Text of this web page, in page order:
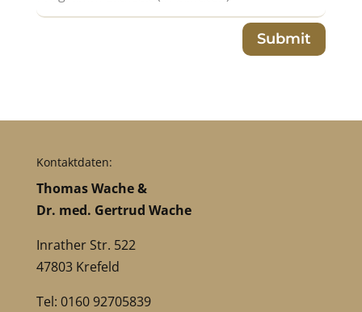
Submit
Kontaktdaten:
Thomas Wache &
Dr. med. Gertrud Wache
Inrather Str. 522
47803 Krefeld
Tel: 0160 92705839